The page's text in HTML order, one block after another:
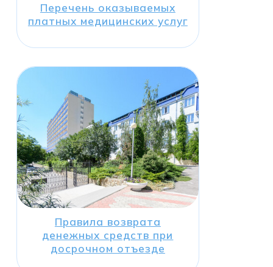
Перечень оказываемых
платных медицинских услуг
Правила возврата
денежных средств при
досрочном отъезде